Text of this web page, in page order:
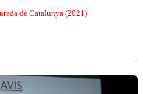
de Catalunya (2021)